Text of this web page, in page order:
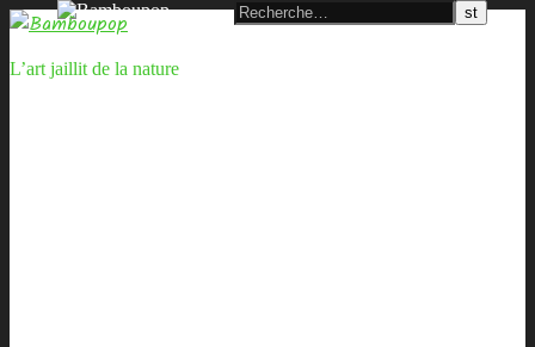
L’art jaillit de la nature